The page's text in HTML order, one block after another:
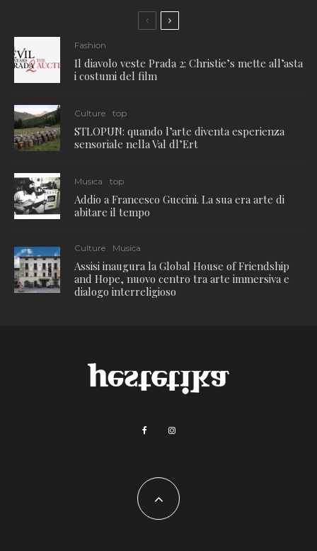
Fashion
Il diavolo veste Prada 2: Christie’s mette all’asta
i costumi del film
Culture top
STLOPUN: quando l’arte diventa esperienza
sensoriale nella Val dl’Ert
Musica top
Addio a Francesco Guccini. La sua era arte di
abitare il tempo
Culture Musica
Assisi inaugura la Global House of Friendship
and Hope, nuovo centro tra arte immersiva e
dialogo interreligioso